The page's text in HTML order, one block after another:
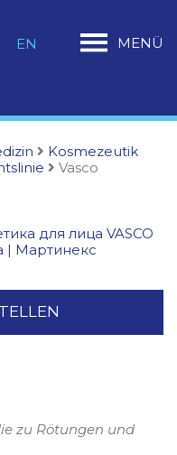
EN MENÜ
Kosmezeutik
Vasco
zu Rötungen und